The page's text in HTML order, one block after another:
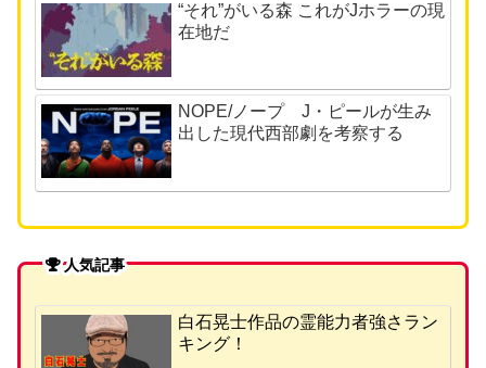
“それ”がいる森 これがJホラーの現
在地だ
NOPE/ノープ J・ピールが生み
出した現代西部劇を考察する
人気記事
白石晃士作品の霊能力者強さラン
キング！